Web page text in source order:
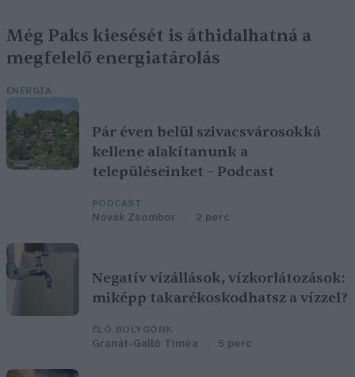
Még Paks kiesését is áthidalhatná a
megfelelő energiatárolás
ENERGIA
Pár éven belül szivacsvárosokká
kellene alakítanunk a
településeinket – Podcast
PODCAST
Novák Zsombor 2 perc
Negatív vízállások, vízkorlátozások:
miképp takarékoskodhatsz a vízzel?
ÉLŐ BOLYGÓNK
Granát-Galló Tímea 5 perc